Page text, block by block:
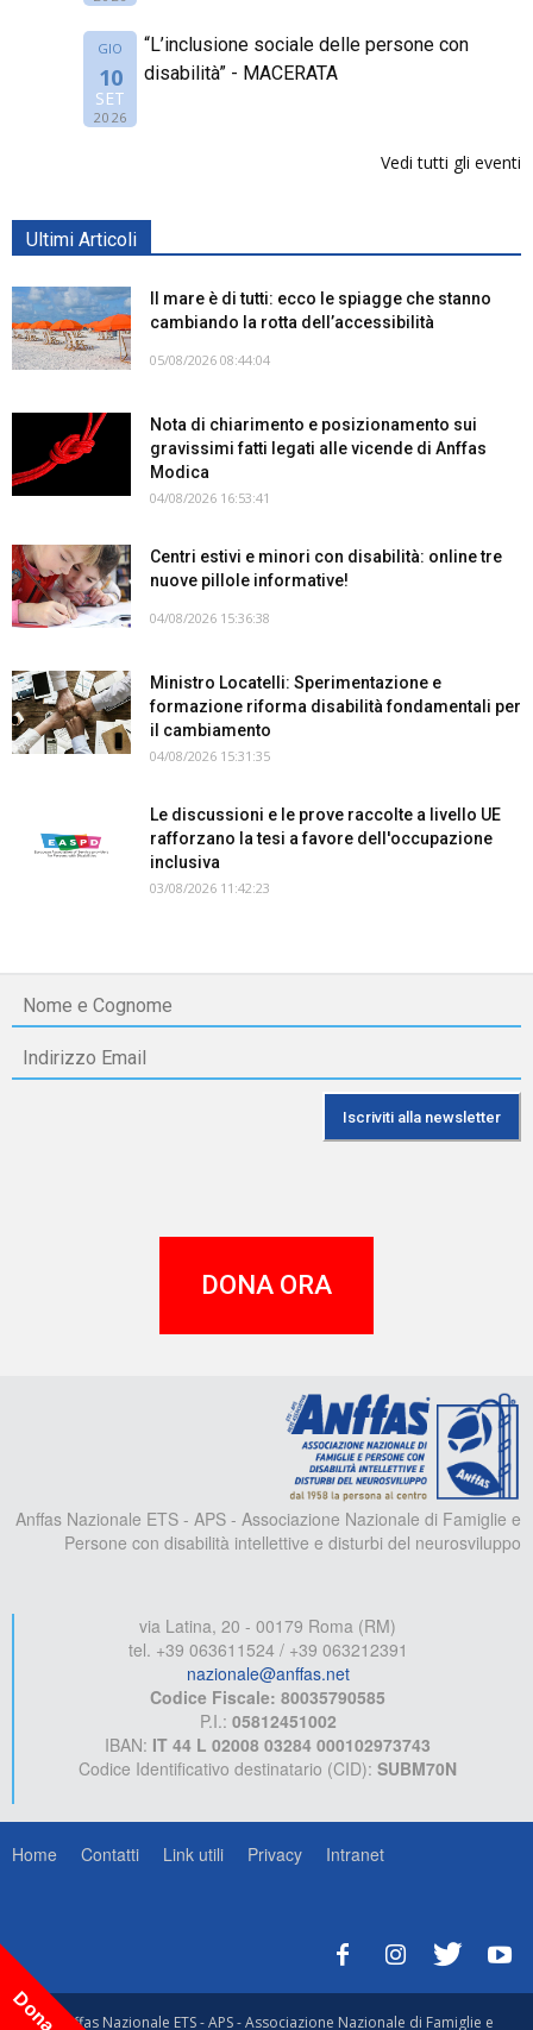
GIO
10
SET
2026
“L’inclusione sociale delle persone con
disabilità” - MACERATA
Vedi tutti gli eventi
Ultimi Articoli
Il mare è di tutti: ecco le spiagge che stanno
cambiando la rotta dell’accessibilità
05/08/2026 08:44:04
Nota di chiarimento e posizionamento sui
gravissimi fatti legati alle vicende di Anffas
Modica
04/08/2026 16:53:41
Centri estivi e minori con disabilità: online tre
nuove pillole informative!
04/08/2026 15:36:38
Ministro Locatelli: Sperimentazione e
formazione riforma disabilità fondamentali per
il cambiamento
04/08/2026 15:31:35
Le discussioni e le prove raccolte a livello UE
rafforzano la tesi a favore dell'occupazione
inclusiva
03/08/2026 11:42:23
DONA ORA
Anffas Nazionale ETS - APS - Associazione Nazionale di Famiglie e
Persone con disabilità intellettive e disturbi del neurosviluppo
via Latina, 20 - 00179 Roma (RM)
tel. +39 063611524 / +39 063212391
nazionale@anffas.net
Codice Fiscale: 80035790585
P.I.: 05812451002
IBAN: IT 44 L 02008 03284 000102973743
Codice Identificativo destinatario (CID): SUBM70N
Home Contatti Link utili Privacy Intranet
© Anffas Nazionale ETS - APS - Associazione Nazionale di Famiglie e